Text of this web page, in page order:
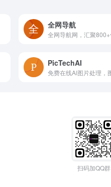
全网导航
PicTechAI
扫码加QQ群